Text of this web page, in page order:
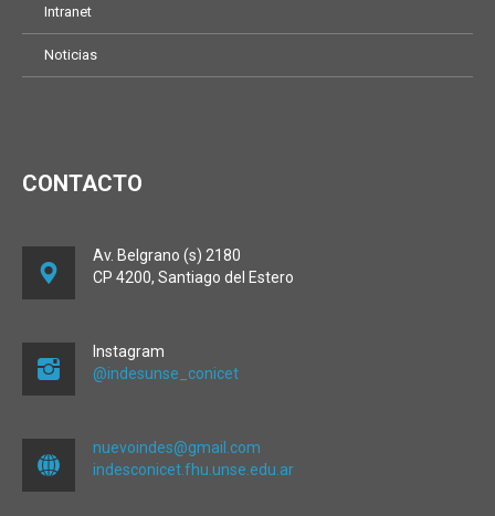
Intranet
Noticias
CONTACTO
Av. Belgrano (s) 2180
CP 4200, Santiago del Estero
Instagram
@indesunse_conicet
nuevoindes@gmail.com
indesconicet.fhu.unse.edu.ar